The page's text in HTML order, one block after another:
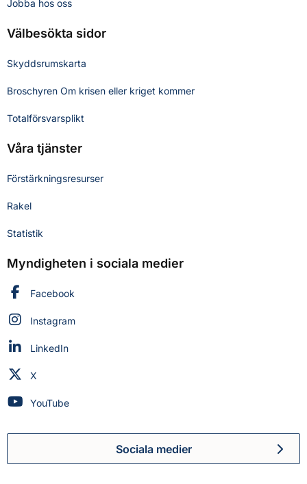
Jobba hos oss
Välbesökta sidor
Skyddsrumskarta
Broschyren Om krisen eller kriget kommer
Totalförsvarsplikt
Våra tjänster
Förstärkningsresurser
Rakel
Statistik
Myndigheten i sociala medier
Myndigheten för civilt försvar på
Facebook
Myndigheten för civilt försvar på
Instagram
Myndigheten för civilt försvar på
LinkedIn
Myndigheten för civilt försvar på
X
Myndigheten för civilt försvar på
YouTube
Myndigheten för civilt
Sociala medier